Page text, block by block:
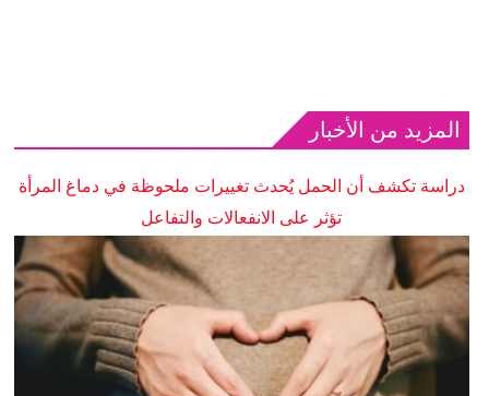
المزيد من الأخبار
دراسة تكشف أن الحمل يُحدث تغييرات ملحوظة في دماغ المرأة
تؤثر على الانفعالات والتفاعل